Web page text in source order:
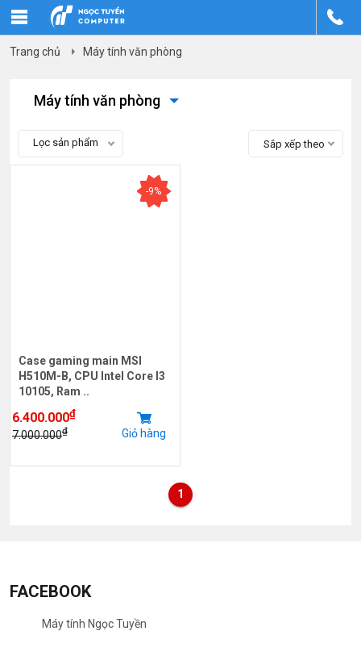
Trang chủ Máy tính văn phòng
Máy tính văn phòng
Lọc sản phẩm Sắp xếp theo
-9%
Case gaming main MSI
H510M-B, CPU Intel Core I3
10105, Ram ..
6.400.000₫
7.000.000₫ Giỏ hàng
1
FACEBOOK
Máy tính Ngọc Tuyền